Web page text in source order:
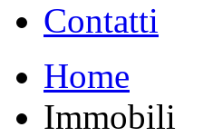
Contatti
Home
Immobili